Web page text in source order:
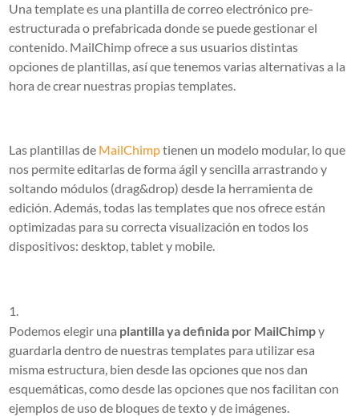
Una template es una plantilla de correo electrónico pre-
estructurada o prefabricada donde se puede gestionar el
contenido. MailChimp ofrece a sus usuarios distintas
opciones de plantillas, así que tenemos varias alternativas a la
hora de crear nuestras propias templates.
Las plantillas de MailChimptienen un modelo modular, lo que
nos permite editarlas de forma ágil y sencilla arrastrando y
soltando módulos (drag&drop) desde la herramienta de
edición. Además, todas las templates que nos ofrece están
optimizadas para su correcta visualización en todos los
dispositivos: desktop, tablet y mobile.
Podemos elegir una plantilla ya definida por MailChimpy
guardarla dentro de nuestras templates para utilizar esa
misma estructura, bien desde las opciones que nos dan
esquemáticas, como desde las opciones que nos facilitan con
ejemplos de uso de bloques de texto y de imágenes.